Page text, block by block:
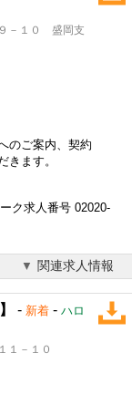
－１０ 盛岡支
のご案内、契約
きます。
ク求人番号 02020-
関連求人情報
- 新着 - ハロ
１－１０